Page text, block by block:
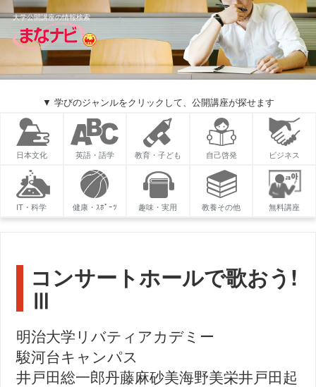
大学公開講座の情報検索
▼ 学びのジャンルをクリックして、公開講座が探せます
日本文化 英語・語学 教育・子ども 自己啓発 ビジネス
IT・科学 健康・ｽﾎﾟｰﾂ 趣味・実用 教養その他 無料講座
コンサートホールで歌おう!
Ⅲ
明治大学リバティアカデミー
駿河台キャンパス
井戸田総一郎丹藤麻砂美海野美栄井戸田起